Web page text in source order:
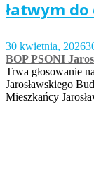
łatwym
30 kwietnia, 2026
BOP PSONI
Trwa głosowanie
Jarosławskiego
Mieszkańcy